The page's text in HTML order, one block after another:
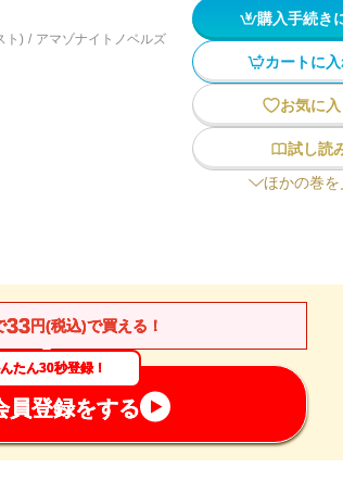
ト) / アマゾナイトノベルズ
購入手続き
カートに
お気に入
試し読
ほかの巻を
33円(税込)で買える！
たん30秒登録！
員登録をする